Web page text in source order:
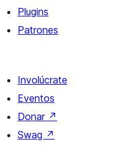
Plugins
Patrones
Involúcrate
Eventos
Donar ↗
Swag ↗